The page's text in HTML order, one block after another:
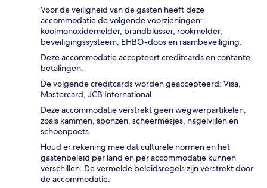
Voor de veiligheid van de gasten heeft deze
accommodatie de volgende voorzieningen:
koolmonoxidemelder, brandblusser, rookmelder,
beveiligingssysteem, EHBO-doos en raambeveiliging.
Deze accommodatie accepteert creditcards en contante
betalingen.
De volgende creditcards worden geaccepteerd: Visa,
Mastercard, JCB International
Deze accommodatie verstrekt geen wegwerpartikelen,
zoals kammen, sponzen, scheermesjes, nagelvijlen en
schoenpoets.
Houd er rekening mee dat culturele normen en het
gastenbeleid per land en per accommodatie kunnen
verschillen. De vermelde beleidsregels zijn verstrekt door
de accommodatie.